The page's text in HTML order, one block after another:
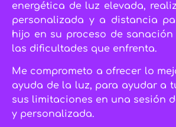
energética de luz elevada,
personalizada y a distancia
hijo en su proceso de
las dificultades que enfrenta.
Me comprometo a ofrecer lo
ayuda de la luz, para ayudar a
sus limitaciones en una sesión
y personalizada.